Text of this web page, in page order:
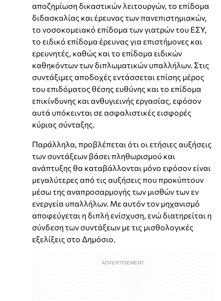
αποζημίωση δικαστικών λειτουργών, το επίδομα
διδασκαλίας και έρευνας των πανεπιστημιακών,
το νοσοκομειακό επίδομα των γιατρών του ΕΣΥ,
το ειδικό επίδομα έρευνας για επιστήμονες και
ερευνητές, καθώς και το επίδομα ειδικών
καθηκόντων των διπλωματικών υπαλλήλων. Στις
συντάξιμες αποδοχές εντάσσεται επίσης μέρος
του επιδόματος θέσης ευθύνης και το επίδομα
επικίνδυνης και ανθυγιεινής εργασίας, εφόσον
αυτά υπόκεινται σε ασφαλιστικές εισφορές
κύριας σύνταξης.
Παράλληλα, προβλέπεται ότι οι ετήσιες αυξήσεις
των συντάξεων βάσει πληθωρισμού και
ανάπτυξης θα καταβάλλονται μόνο εφόσον είναι
μεγαλύτερες από τις αυξήσεις που προκύπτουν
μέσω της αναπροσαρμογής των μισθών των εν
ενεργεία υπαλλήλων. Με αυτόν τον μηχανισμό
αποφεύγεται η διπλή ενίσχυση, ενώ διατηρείται η
σύνδεση των συντάξεων με τις μισθολογικές
εξελίξεις στο Δημόσιο.